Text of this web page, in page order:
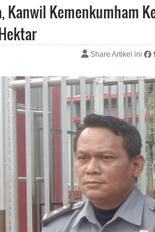
Kanwil Kemenkumham
Share Artikel ini